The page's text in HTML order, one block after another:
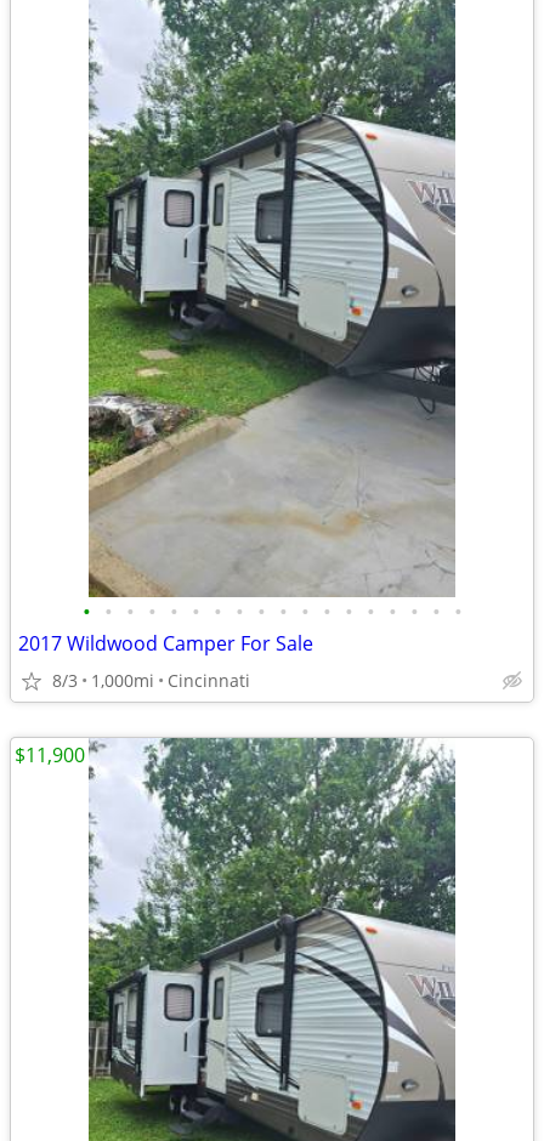
• • • • • • • • • • • • • • • • • •
2017 Wildwood Camper For Sale
8/3 1,000mi Cincinnati
$11,900